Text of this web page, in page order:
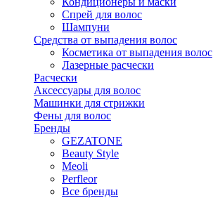
Спрей для волос
Шампуни
Средства от выпадения волос
Косметика от выпадения волос
Лазерные расчески
Расчески
Аксессуары для волос
Машинки для стрижки
Фены для волос
Бренды
GEZATONE
Beauty Style
Meoli
Perfleor
Все бренды